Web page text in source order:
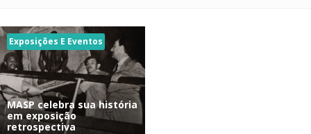
Exposições E Eventos
MASP celebra sua história
em exposição
retrospectiva